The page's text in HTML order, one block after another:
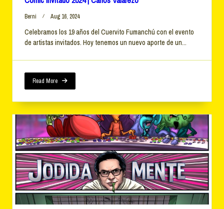
Berni Aug 16, 2024
Celebramos los 19 años del Cuervito Fumanchú con el evento
de artistas invitados. Hoy tenemos un nuevo aporte de un...
Read More